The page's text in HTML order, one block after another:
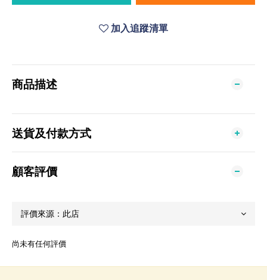
加入追蹤清單
商品描述
送貨及付款方式
顧客評價
尚未有任何評價